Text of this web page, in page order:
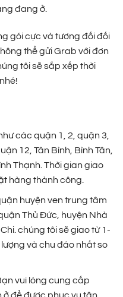
đang ở.
gói cực và tương đối đối
thể gửi Grab với đơn
tôi sẽ sắp xếp thời
các quận 1, 2, quận 3,
12, Tân Bình, Bình Tân,
Thạnh. Thời gian giao
hàng thành công.
huyện ven trung tâm
Thủ Đức, huyện Nhà
chúng tôi sẽ giao từ 1-
và chu đáo nhất so
vui lòng cung cấp